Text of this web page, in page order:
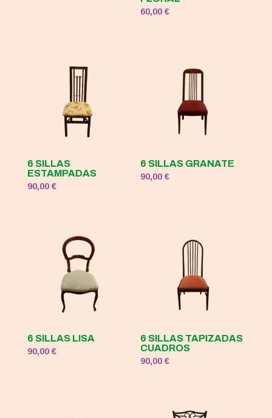
60,00€
6 SILLAS
ESTAMPADAS
90,00 €
6 SILLAS GRANATE
90,00€
6 SILLAS LISA
90,00 €
6 SILLAS TAPIZADAS
CUADROS
90,00€